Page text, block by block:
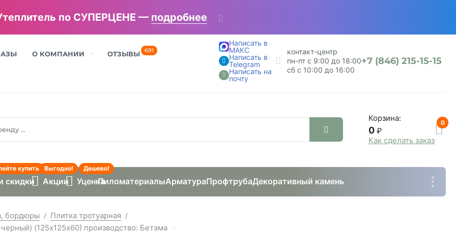
по СУПЕРЦЕНЕ — подробнее
О КОМПАНИИ ОТЗЫВЫ 691
Написать в
МАКС
Написать в
Telegram
Написать на
почту
контакт-центр
пн-пт с 9:00 до 18:00
сб с 10:00 до 16:00
+7 (846) 215-15-15
Корзина:
0 ₽
Как сделать заказ
0
скидки
купить
Акции
Выгодно!
Уценка
Дешево!
ПиломатериалыАрматураПрофтрубаДекоративный камень
бордюры / Плитка тротуарная /
(125х125х60) производство: Бетэма